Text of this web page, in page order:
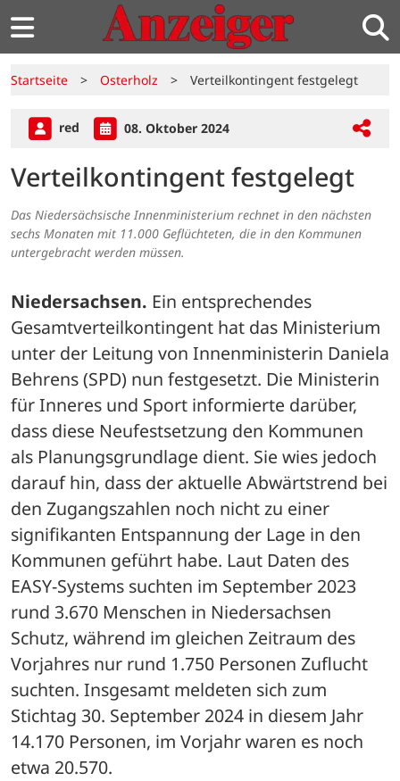
Startseite > Osterholz > Verteilkontingent festgelegt
red 08. Oktober 2024
Verteilkontingent festgelegt
Das Niedersächsische Innenministerium rechnet in den nächsten
sechs Monaten mit 11.000 Geflüchteten, die in den Kommunen
untergebracht werden müssen.
Niedersachsen. Ein entsprechendes
Gesamtverteilkontingent hat das Ministerium
unter der Leitung von Innenministerin Daniela
Behrens (SPD) nun festgesetzt. Die Ministerin
für Inneres und Sport informierte darüber,
dass diese Neufestsetzung den Kommunen
als Planungsgrundlage dient. Sie wies jedoch
darauf hin, dass der aktuelle Abwärtstrend bei
den Zugangszahlen noch nicht zu einer
signifikanten Entspannung der Lage in den
Kommunen geführt habe. Laut Daten des
EASY-Systems suchten im September 2023
rund 3.670 Menschen in Niedersachsen
Schutz, während im gleichen Zeitraum des
Vorjahres nur rund 1.750 Personen Zuflucht
suchten. Insgesamt meldeten sich zum
Stichtag 30. September 2024 in diesem Jahr
14.170 Personen, im Vorjahr waren es noch
etwa 20.570.